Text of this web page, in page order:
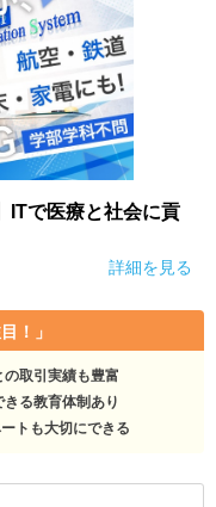
ITで医療と社会に貢
詳細を見る
！」
取引実績も豊富
る教育体制あり
トも大切にできる